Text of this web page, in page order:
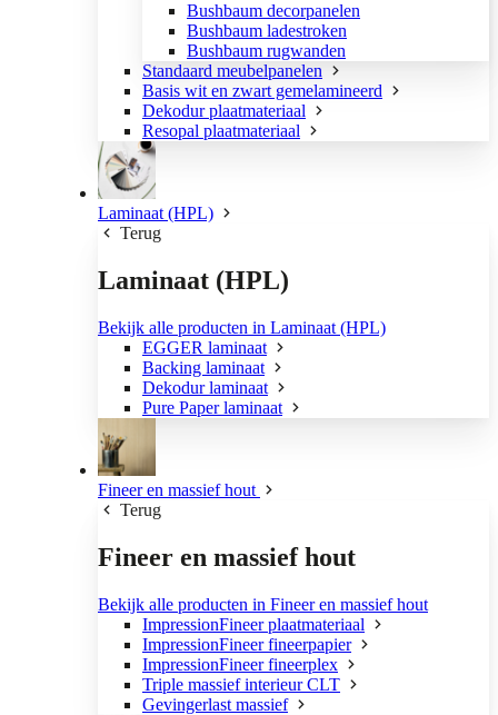
Bushbaum decorpanelen
Bushbaum ladestroken
Bushbaum rugwanden
Standaard meubelpanelen
Basis wit en zwart gemelamineerd
Dekodur plaatmateriaal
Resopal plaatmateriaal
Laminaat (HPL)
Terug
Laminaat (HPL)
Bekijk alle producten in Laminaat (HPL)
EGGER laminaat
Backing laminaat
Dekodur laminaat
Pure Paper laminaat
Fineer en massief hout
Terug
Fineer en massief hout
Bekijk alle producten in Fineer en massief hout
ImpressionFineer plaatmateriaal
ImpressionFineer fineerpapier
ImpressionFineer fineerplex
Triple massief interieur CLT
Gevingerlast massief